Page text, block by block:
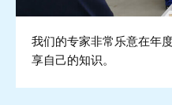
我们的专家非常乐意在年
享自己的知识。